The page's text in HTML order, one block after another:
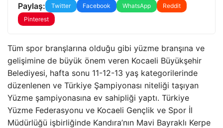
Paylaş: Twitter Facebook WhatsApp
Reddit
Pinterest
Tüm spor branşlarına olduğu gibi yüzme branşına ve
gelişimine de büyük önem veren Kocaeli Büyükşehir
Belediyesi, hafta sonu 11-12-13 yaş kategorilerinde
düzenlenen ve Türkiye Şampiyonası niteliği taşıyan
Yüzme şampiyonasına ev sahipliği yaptı. Türkiye
Yüzme Federasyonu ve Kocaeli Gençlik ve Spor İl
Müdürlüğü işbirliğinde Kandıra’nın Mavi Bayraklı Kerpe